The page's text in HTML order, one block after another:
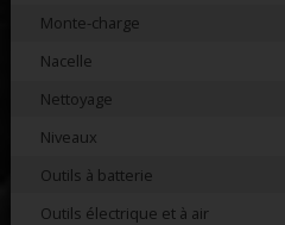
Monte-charge
Nacelle
Nettoyage
Niveaux
Outils à batterie
Outils électrique et à air